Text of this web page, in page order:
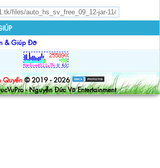
& Giúp Đỡ
Quyền © 2019 - 2026
- Nguyễn Đức Vũ Entertainment